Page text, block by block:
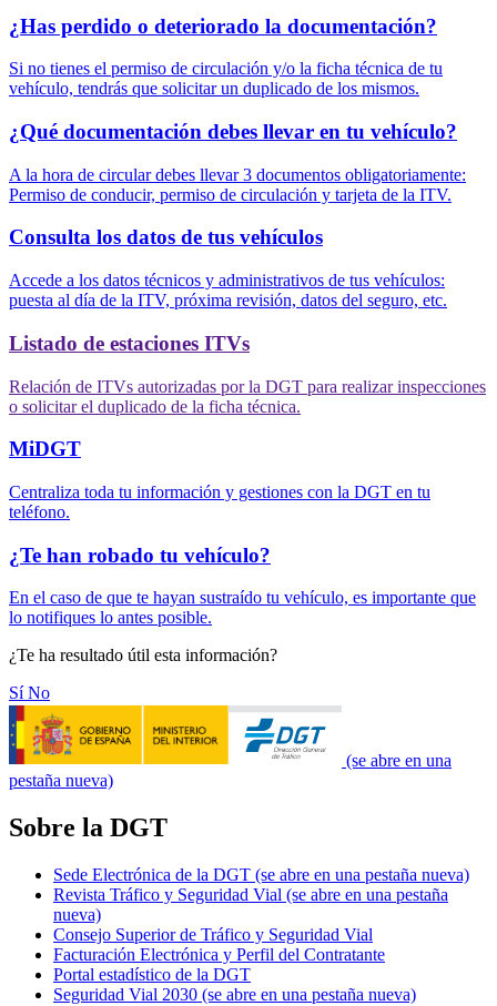
¿Has perdido o deteriorado la documentación?
Si no tienes el permiso de circulación y/o la ficha técnica de tu
vehículo, tendrás que solicitar un duplicado de los mismos.
¿Qué documentación debes llevar en tu vehículo?
A la hora de circular debes llevar 3 documentos obligatoriamente:
Permiso de conducir, permiso de circulación y tarjeta de la ITV.
Consulta los datos de tus vehículos
Accede a los datos técnicos y administrativos de tus vehículos:
puesta al día de la ITV, próxima revisión, datos del seguro, etc.
Listado de estaciones ITVs
Relación de ITVs autorizadas por la DGT para realizar inspecciones
o solicitar el duplicado de la ficha técnica.
MiDGT
Centraliza toda tu información y gestiones con la DGT en tu
teléfono.
¿Te han robado tu vehículo?
En el caso de que te hayan sustraído tu vehículo, es importante que
lo notifiques lo antes posible.
¿Te ha resultado útil esta información?
Sí No
(se abre en una
pestaña nueva)
Sobre la DGT
Sede Electrónica de la DGT (se abre en una pestaña nueva)
Revista Tráfico y Seguridad Vial (se abre en una pestaña
nueva)
Consejo Superior de Tráfico y Seguridad Vial
Facturación Electrónica y Perfil del Contratante
Portal estadístico de la DGT
Seguridad Vial 2030 (se abre en una pestaña nueva)